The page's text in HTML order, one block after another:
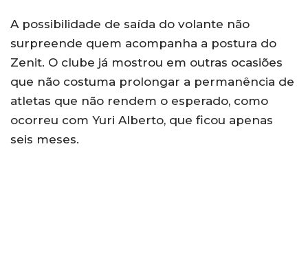
A possibilidade de saída do volante não
surpreende quem acompanha a postura do
Zenit. O clube já mostrou em outras ocasiões
que não costuma prolongar a permanência de
atletas que não rendem o esperado, como
ocorreu com Yuri Alberto, que ficou apenas
seis meses.